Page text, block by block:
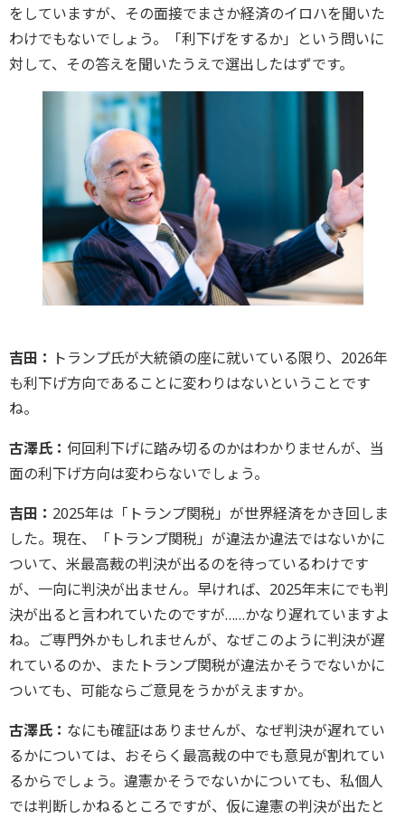
をしていますが、その面接でまさか経済のイロハを聞いた
わけでもないでしょう。「利下げをするか」という問いに
対して、その答えを聞いたうえで選出したはずです。
吉田： トランプ氏が大統領の座に就いている限り、2026年
も利下げ方向であることに変わりはないということです
ね。
古澤氏： 何回利下げに踏み切るのかはわかりませんが、当
面の利下げ方向は変わらないでしょう。
吉田： 2025年は「トランプ関税」が世界経済をかき回しま
した。現在、「トランプ関税」が違法か違法ではないかに
ついて、米最高裁の判決が出るのを待っているわけです
が、一向に判決が出ません。早ければ、2025年末にでも判
決が出ると言われていたのですが……かなり遅れていますよ
ね。ご専門外かもしれませんが、なぜこのように判決が遅
れているのか、またトランプ関税が違法かそうでないかに
ついても、可能ならご意見をうかがえますか。
古澤氏： なにも確証はありませんが、なぜ判決が遅れてい
るかについては、おそらく最高裁の中でも意見が割れてい
るからでしょう。違憲かそうでないかについても、私個人
では判断しかねるところですが、仮に違憲の判決が出たと